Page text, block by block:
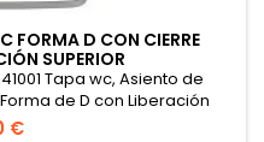
FORMA D CON CIERRE
SUPERIOR
Tapa wc, Asiento de
de D con Liberación
Limpieza, Blanco
€